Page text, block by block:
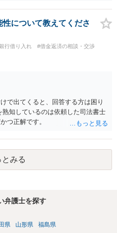
で何らかの事業が行われていた
賃料を支払えるだけの実体を持っ
出ていたのか」という点はかなり
ることができる場合もあります。
可能であれば、ご依頼になるかは
談されて、ご自身の状況で、元夫
初回相談料無料で対応している弁
てみてください。） ご参考にして
について教えてくださ
行借り入れ
#借金返済の相談・交渉
で出てくると、回答する方は困り
知しているのは依頼した司法書士
つ正解です。
とみる
弁護士を探す
県 山形県 福島県